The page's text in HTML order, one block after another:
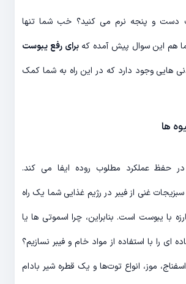
دست و پنجه نرم می کنید؟ خب شما تنها
هم این سوال پیش آمده کهبرای رفع یبوست
هایی وجود دارد که در این راه به شما کمک
ها
حفظ عملکرد مطلوب روده ایفا می کند.
غنی از فیبر در رژیم غذایی شما یک راه
با یبوست است. بنابراین، چرا اسموتی ها یا
ای را با استفاده از مواد خام و فیبر نسازیم؟
موز، انواع توت‌ها و یک قطره شیر بادام